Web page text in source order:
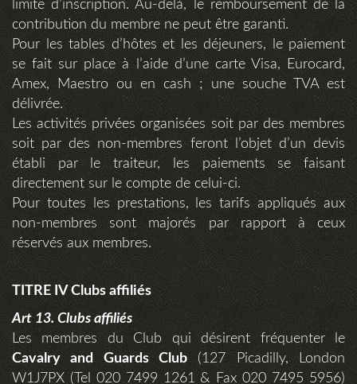
limite d’inscription. Au-delà, le remboursement de la
contribution du membre ne peut être garanti.
Pour les tables d’hôtes et les déjeuners, le paiement
se fait sur place à l’aide d’une carte Visa, Eurocard,
Amex, Maestro ou en cash ; une souche TVA est
délivrée.
Les activités privées organisées soit par des membres
soit par des non-membres feront l’objet d’un devis
établi par le traiteur, les paiements se faisant
directement sur le compte de celui-ci.
Pour toutes les prestations, les tarifs appliqués aux
non-membres sont majorés par rapport à ceux
réservés aux membres.
TITRE IV Clubs affiliés
Art 13. Clubs affiliés
Les membres du Club qui désirent fréquenter le
Cavalry and Guards Club(127 Picadilly, London
W1J7PX (Tel 020 7499 1261 & Fax 020 7495 5956)